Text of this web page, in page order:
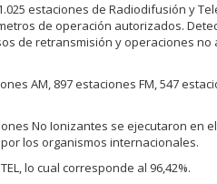
estaciones de Radiodifusión y
de operación autorizados.
de retransmisión y operaciones
AM, 897 estaciones FM, 547
No Ionizantes se ejecutaron en
los organismos internacionales.
lo cual corresponde al 96,42%.